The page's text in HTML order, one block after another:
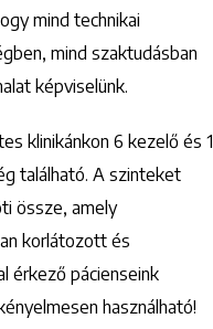
mind technikai
mind szaktudásban
képviselünk.
klinikánkon 6 kezelő ­és 1
található. A szinteket
össze, amely
korlátozott és
érkező pácienseink
használható!